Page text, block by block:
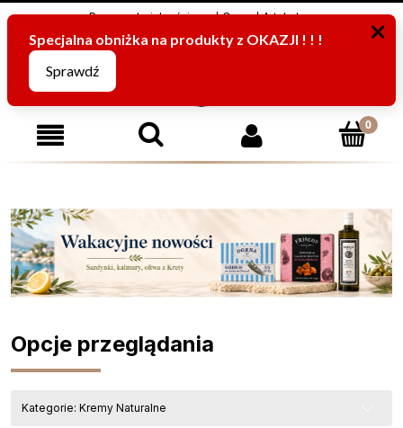
Program Lojalnościowy O nas Artykuły
795816067 (pn-pt od 8:00 -15:00)
Opcje przeglądania
Kategorie: Kremy Naturalne